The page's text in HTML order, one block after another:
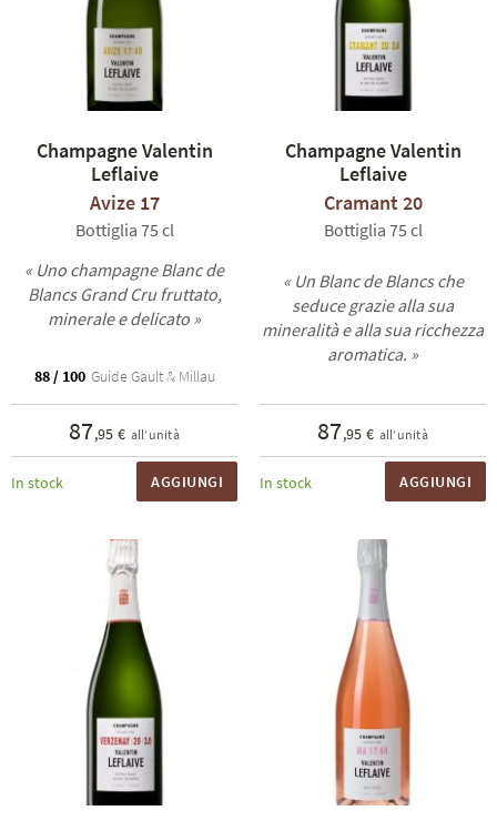
Gli champagne Valentin Leflaive offrono un'avventura sensoriale
con come filo conduttore la tensione e la freschezza. Tra le cuvée
Signatures troviamo la cuvée
, che incarna l'eleganza e la
complessità dei grandi Blancs de Blancs, e la cuvéeMA 17
La gamma diventa poi sempre più precisa e offre un'espressione
autentica di ogni terroir. La cuvée
Le Mesnil-sur-Oger
l'esempio perfetto, incarnando tutta la mineralità e l'eleganza di
questo terroir emblematico della Côte des Blancs.
Champagne Valentin
Leflaive
Avize 17
Bottiglia 75 cl
« Uno champagne Blanc de
Blancs Grand Cru fruttato,
minerale e delicato »
88 / 100 Guide Gault & Millau
87,95 € all’unità
In stock AGGIUNGI
Champagne Valentin
Leflaive
Cramant 20
Bottiglia 75 cl
« Un Blanc de Blancs che
seduce grazie alla sua
mineralità e alla sua ricchezza
aromatica. »
87,95 € all’unità
In stock AGGIUNGI